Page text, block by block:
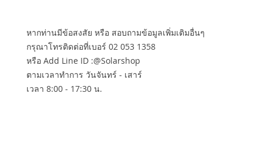
หากท่านมีข้อสงสัย หรือ สอบถามข้อมูลเพิ่มเติมอื่นๆ
กรุณาโทรติดต่อที่เบอร์ 02 053 1358
หรือ Add Line ID :@Solarshop
ตามเวลาทำการ วันจันทร์ - เสาร์
เวลา 8:00 - 17:30 น.